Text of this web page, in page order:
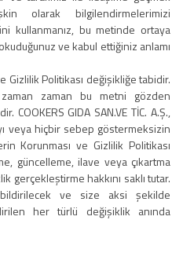
olarak bilgilendirmelerimizi
kullanmanız, bu metinde ortaya
ve kabul ettiğiniz anlamı
Gizlilik Politikası değişikliğe tabidir.
zaman bu metni gözden
COOKERS GIDA SAN.VE TİC. A.Ş.,
veya hiçbir sebep göstermeksizin
Korunması ve Gizlilik Politikası
güncelleme, ilave veya çıkartma
gerçekleştirme hakkını saklı tutar.
ve size aksi şekilde
her türlü değişiklik anında